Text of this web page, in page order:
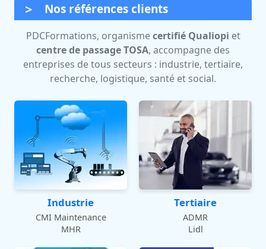
Nos références clients
PDCFormations, organismecertifié Qualiopi et
centre de passage TOSA, accompagne des
entreprises de tous secteurs : industrie, tertiaire,
recherche, logistique, santé et social.
Industrie
CMI Maintenance
MHR
Tertiaire
ADMR
Lidl